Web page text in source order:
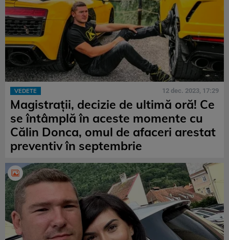
VEDETE 12 dec. 2023, 17:29
Magistrații, decizie de ultimă oră! Ce
se întâmplă în aceste momente cu
Călin Donca, omul de afaceri arestat
preventiv în septembrie